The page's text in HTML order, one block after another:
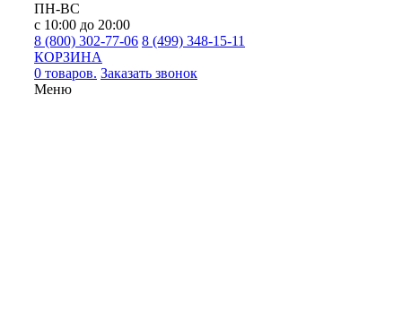
ПН-ВС
с 10:00 до 20:00
8 (800) 302-77-06 8 (499) 348-15-11
КОРЗИНА
0 товаров. Заказать звонок
Меню